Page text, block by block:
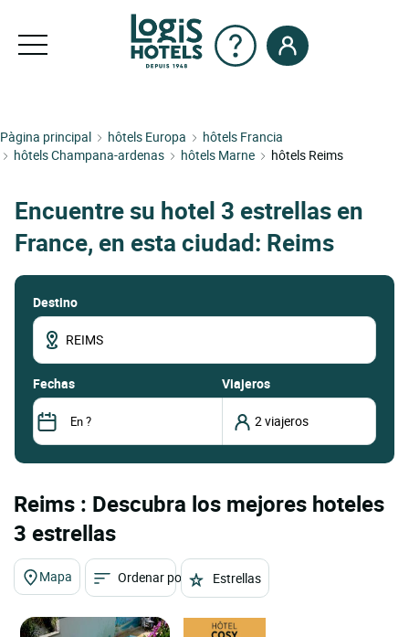
Pàgina principal hôtels Europa
hôtels Francia
hôtels Champana-ardenas
hôtels Marne hôtels Reims
Encuentre su hotel 3 estrellas en
France, en esta ciudad: Reims
Destino
fechas Viajeros
Reims : Descubra los mejores hoteles
3 estrellas
Mapa Ordenar por Estrellas